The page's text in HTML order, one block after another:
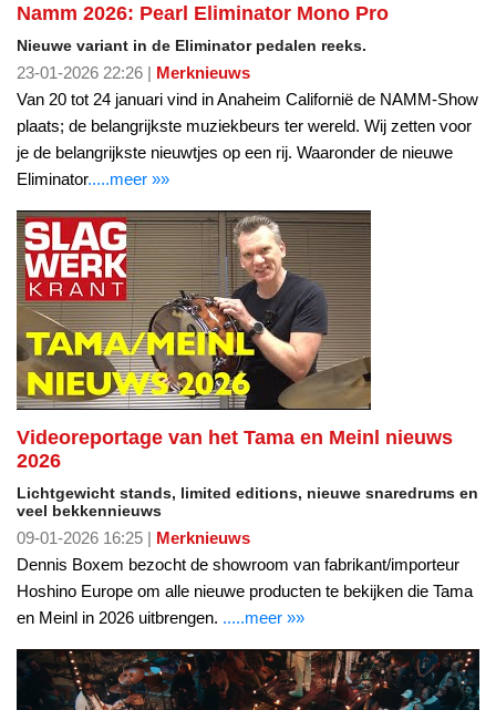
Namm 2026: Pearl Eliminator Mono Pro
Nieuwe variant in de Eliminator pedalen reeks.
23-01-2026 22:26 | Merknieuws
Van 20 tot 24 januari vind in Anaheim Californië de NAMM-Show
plaats; de belangrijkste muziekbeurs ter wereld. Wij zetten voor
je de belangrijkste nieuwtjes op een rij. Waaronder de nieuwe
Eliminator.....meer »»
Videoreportage van het Tama en Meinl nieuws
2026
Lichtgewicht stands, limited editions, nieuwe snaredrums en
veel bekkennieuws
09-01-2026 16:25 | Merknieuws
Dennis Boxem bezocht de showroom van fabrikant/importeur
Hoshino Europe om alle nieuwe producten te bekijken die Tama
en Meinl in 2026 uitbrengen. .....meer »»